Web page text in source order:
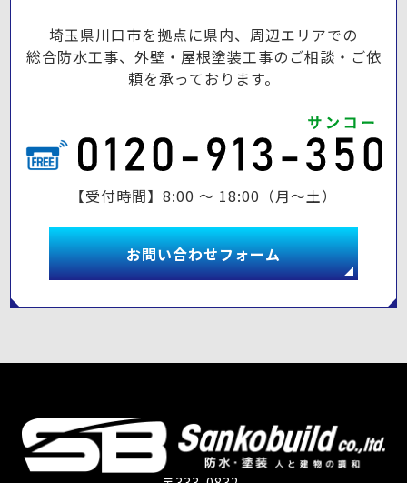
埼玉県川口市を拠点に県内、周辺エリアでの
総合防水工事、外壁・屋根塗装工事のご相談・ご依
頼を承っております。
【受付時間】8:00 ～ 18:00（月～土）
お問い合わせフォーム